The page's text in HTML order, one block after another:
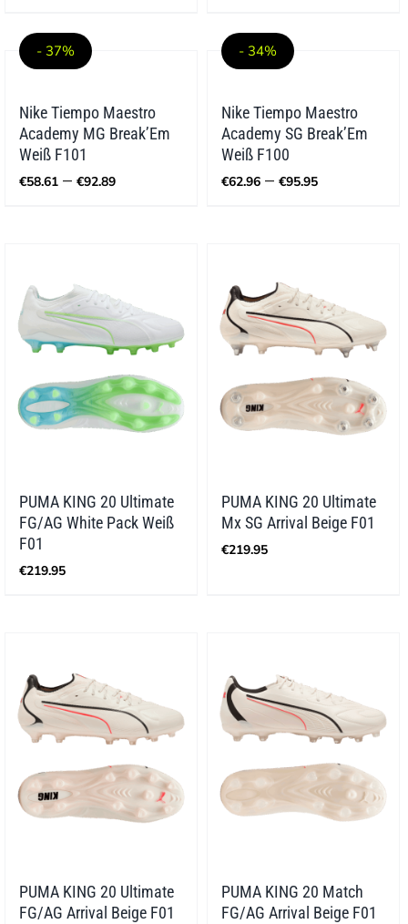
- 37%
Nike Tiempo Maestro
Academy MG Break’Em
Weiß F101
€58.61 – €92.89Preisspanne:
- 34%
Nike Tiempo Maestro
Academy SG Break’Em
Weiß F100
€62.96 – €95.95
PUMA KING 20 Ultimate
FG/AG White Pack Weiß
F01
€219.95
PUMA KING 20 Ultimate
Mx SG Arrival Beige F01
€219.95
PUMA KING 20 Ultimate
FG/AG Arrival Beige F01
PUMA KING 20 Match
FG/AG Arrival Beige F01